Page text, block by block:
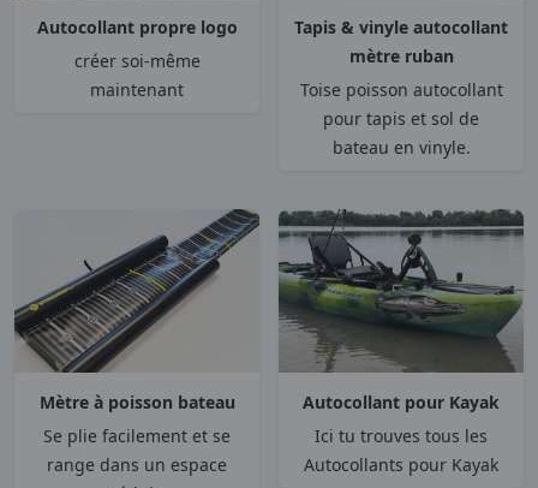
Autocollant propre logo
créer soi-même
maintenant
Tapis & vinyle autocollant
mètre ruban
Toise poisson autocollant
pour tapis et sol de
bateau en vinyle.
Mètre à poisson bateau
Se plie facilement et se
range dans un espace
Autocollant pour Kayak
Ici tu trouves tous les
Autocollants pour Kayak